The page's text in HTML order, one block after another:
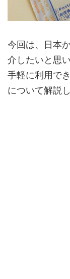
今回は、日本
介したいと思
手軽に利用で
について解説し